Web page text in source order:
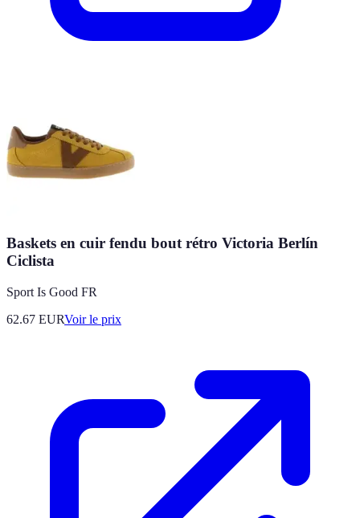
Baskets en cuir fendu bout rétro Victoria Berlín
Ciclista
Sport Is Good FR
62.67 EURVoir le prix